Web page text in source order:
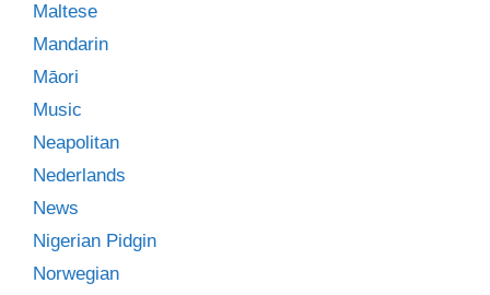
Maltese
Mandarin
Māori
Music
Neapolitan
Nederlands
News
Nigerian Pidgin
Norwegian